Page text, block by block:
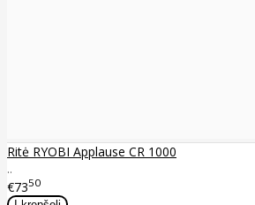
Ritė RYOBI Applause CR 1000
..
€7350